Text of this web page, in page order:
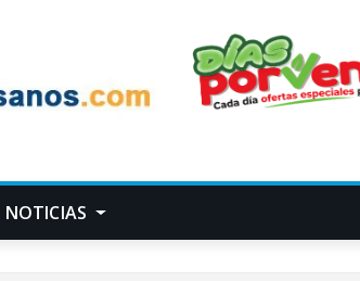
NOTICIAS